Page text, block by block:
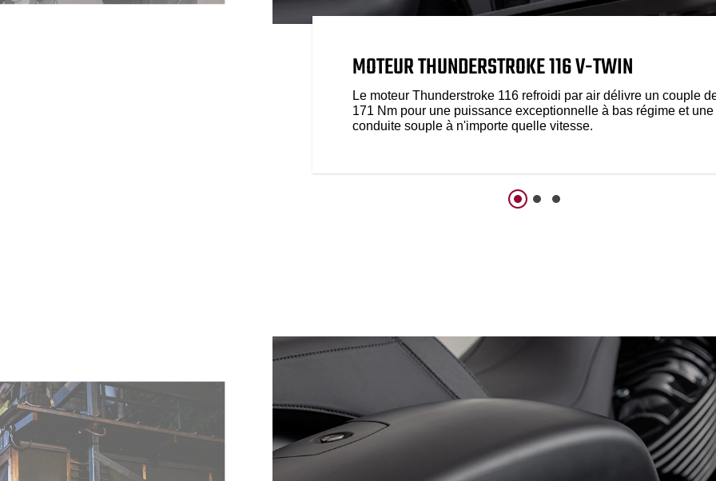
MOTEUR THUNDERSTROKE 116 V-TWIN
Le moteur Thunderstroke 116 refroidi par air délivre un couple
171 Nm pour une puissance exceptionnelle à bas régime et une
conduite souple à n'importe quelle vitesse.